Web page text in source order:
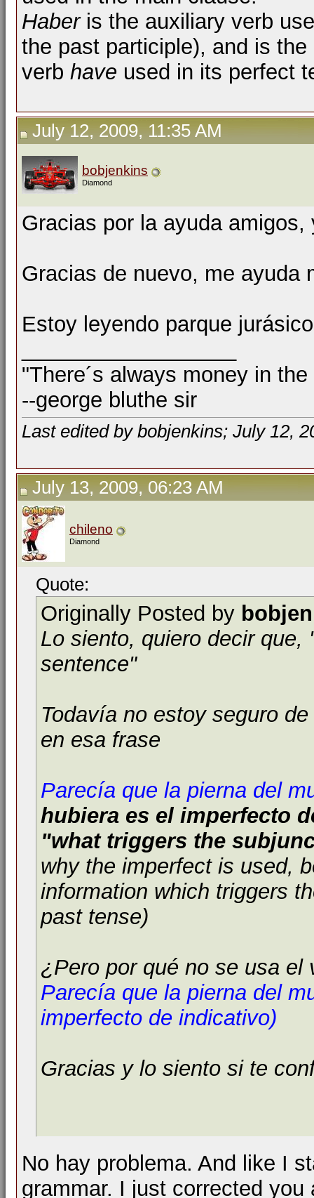
Haberis the auxiliary verb
the past participle), and is
verb have used in its perfect
July 12, 2009, 11:35 AM
bobjenkins
Diamond
Gracias por la ayuda amigos,
Gracias de nuevo, me ayuda
Estoy leyendo parque
"There´s always money in
--george bluthe sir
Last edited by bobjenkins; July 12,
July 13, 2009, 06:23 AM
chileno
Diamond
Quote:
Originally Posted by
Lo siento, quiero decir
sentence"
Todavía no estoy seguro
en esa frase
Parecía que la pierna del
hubiera es el imperfecto
"what triggers the
why the imperfect is used,
information which triggers
past tense)
¿Pero por qué no se usa el
Parecía que la pierna del
imperfecto de indicativo)
Gracias y lo siento si te
No hay problema. And like I
grammar. I just corrected